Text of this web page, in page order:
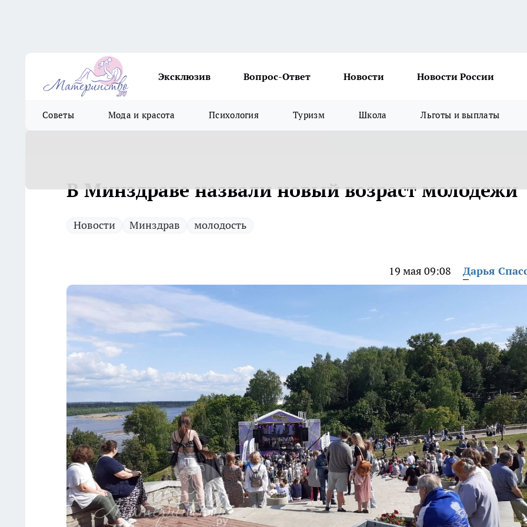
Эксклюзив Вопрос-Ответ Новости Новости России
Советы Мода и красота Психология Туризм Школа Льготы и выплаты
В Минздраве назвали новый возраст молодежи
Новости Минздрав молодость
19 мая 09:08 Дарья